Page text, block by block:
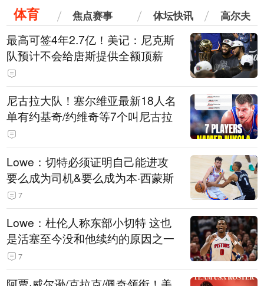
体育 焦点赛事 体坛快讯 高尔夫
最高可签4年2.7亿！美记：尼克斯
队预计不会给唐斯提供全额顶薪
尼古拉大队！塞尔维亚最新18人名
单有约基奇/约维奇等7个叫尼古拉
Lowe：切特必须证明自己能进攻
要么成为司机&要么成为本·西蒙斯
7
Lowe：杜伦人称东部小切特 这也
是活塞至今没和他续约的原因之一
7